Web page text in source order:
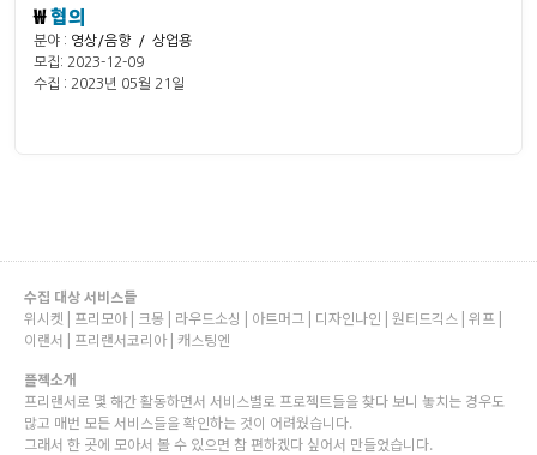
₩협의
분야 : 영상/음향 / 상업용
모집: 2023-12-09
수집 : 2023년 05월 21일
수집 대상 서비스들
위시켓 | 프리모아 | 크몽 | 라우드소싱 | 아트머그 | 디자인나인 | 원티드긱스 | 위프 |
이랜서 | 프리랜서코리아 | 캐스팅엔
플젝소개
프리랜서로 몇 해간 활동하면서 서비스별로 프로젝트들을 찾다 보니 놓치는 경우도
많고 매번 모든 서비스들을 확인하는 것이 어려웠습니다.
그래서 한 곳에 모아서 볼 수 있으면 참 편하겠다 싶어서 만들었습니다.